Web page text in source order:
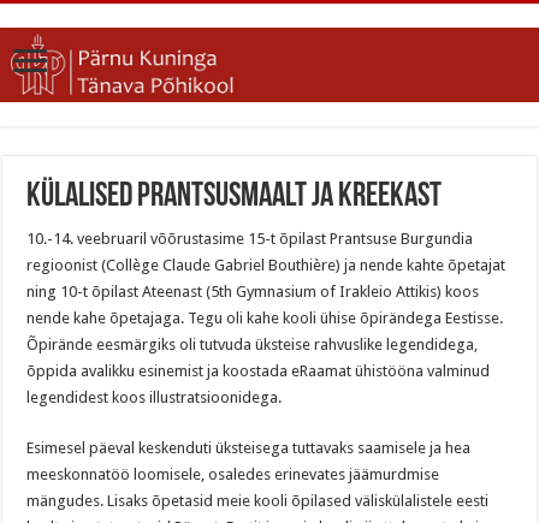
Külalised Prantsusmaalt ja Kreekast
10.-14. veebruaril võõrustasime 15-t õpilast Prantsuse Burgundia
regioonist (Collège Claude Gabriel Bouthière) ja nende kahte õpetajat
ning 10-t õpilast Ateenast (5th Gymnasium of Irakleio Attikis) koos
nende kahe õpetajaga. Tegu oli kahe kooli ühise õpirändega Eestisse.
Õpirände eesmärgiks oli tutvuda üksteise rahvuslike legendidega,
õppida avalikku esinemist ja koostada eRaamat ühistööna valminud
legendidest koos illustratsioonidega.
Esimesel päeval keskenduti üksteisega tuttavaks saamisele ja hea
meeskonnatöö loomisele, osaledes erinevates jäämurdmise
mängudes. Lisaks õpetasid meie kooli õpilased väliskülalistele eesti